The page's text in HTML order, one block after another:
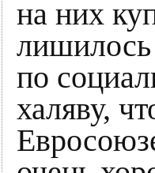
на них
по
халяву,